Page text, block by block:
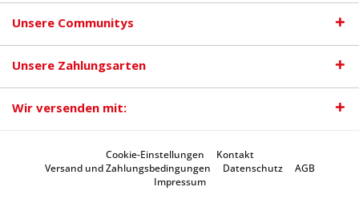
Unsere Communitys
Unsere Zahlungsarten
Wir versenden mit:
Cookie-Einstellungen
Kontakt
Versand und Zahlungsbedingungen
Datenschutz
AGB
Impressum